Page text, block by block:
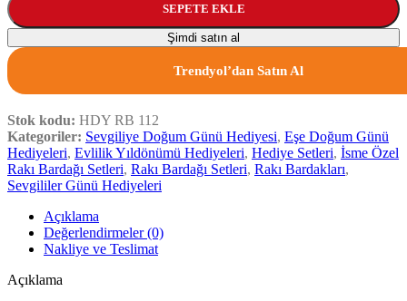
SEPETE EKLE
Şimdi satın al
Trendyol’dan Satın Al
Stok kodu: HDY RB 112
Kategoriler: Sevgiliye Doğum Günü Hediyesi, Eşe Doğum Günü
Hediyeleri, Evlilik Yıldönümü Hediyeleri, Hediye Setleri, İsme Özel
Rakı Bardağı Setleri, Rakı Bardağı Setleri, Rakı Bardakları,
Sevgililer Günü Hediyeleri
Açıklama
Değerlendirmeler (0)
Nakliye ve Teslimat
Açıklama